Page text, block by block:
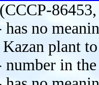
no
plant
in the